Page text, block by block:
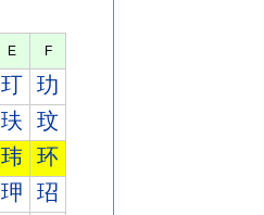
E F
玎 玏
玞 玟
玮 环
玾 玿